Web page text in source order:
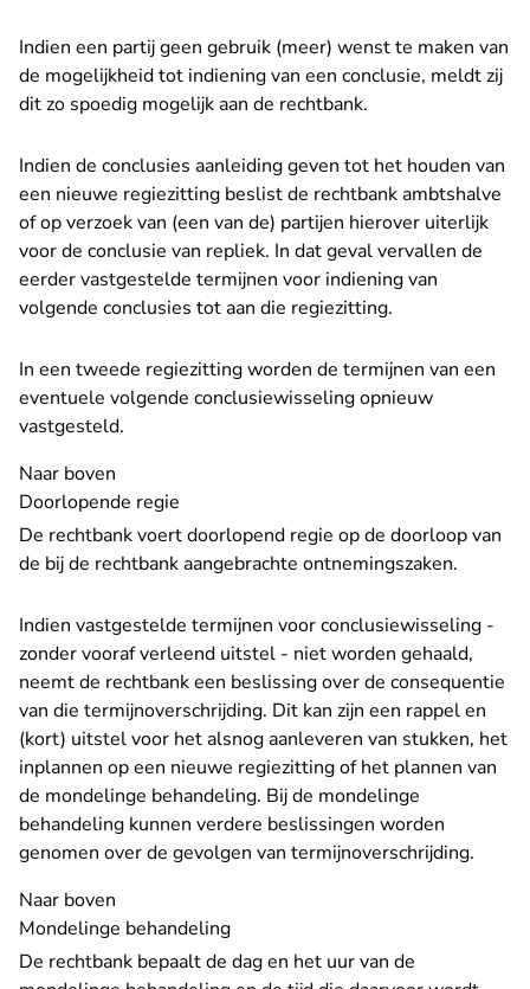
Indien een partij geen gebruik (meer) wenst te maken van
de mogelijkheid tot indiening van een conclusie, meldt zij
dit zo spoedig mogelijk aan de rechtbank.
Indien de conclusies aanleiding geven tot het houden van
een nieuwe regiezitting beslist de rechtbank ambtshalve
of op verzoek van (een van de) partijen hierover uiterlijk
voor de conclusie van repliek. In dat geval vervallen de
eerder vastgestelde termijnen voor indiening van
volgende conclusies tot aan die regiezitting.
In een tweede regiezitting worden de termijnen van een
eventuele volgende conclusiewisseling opnieuw
vastgesteld.
Naar boven
Doorlopende regie
De rechtbank voert doorlopend regie op de doorloop van
de bij de rechtbank aangebrachte ontnemingszaken.
Indien vastgestelde termijnen voor conclusiewisseling -
zonder vooraf verleend uitstel - niet worden gehaald,
neemt de rechtbank een beslissing over de consequentie
van die termijnoverschrijding. Dit kan zijn een rappel en
(kort) uitstel voor het alsnog aanleveren van stukken, het
inplannen op een nieuwe regiezitting of het plannen van
de mondelinge behandeling. Bij de mondelinge
behandeling kunnen verdere beslissingen worden
genomen over de gevolgen van termijnoverschrijding.
Naar boven
Mondelinge behandeling
De rechtbank bepaalt de dag en het uur van de